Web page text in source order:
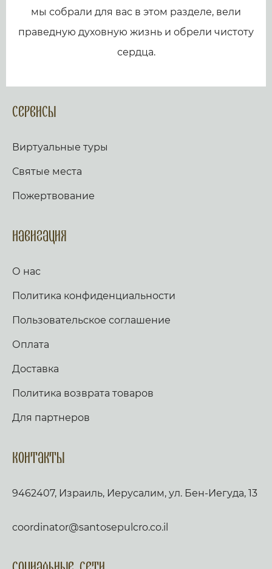
мы собрали для вас в этом разделе, вели
праведную духовную жизнь и обрели чистоту
сердца.
Сервисы
Виртуальные туры
Святые места
Пожертвование
Навигация
О нас
Политика конфиденциальности
Пользовательское соглашение
Оплата
Доставка
Политика возврата товаров
Для партнеров
Контакты
9462407, Израиль, Иерусалим, ул. Бен-Иегуда, 13
coordinator@santosepulcro.co.il